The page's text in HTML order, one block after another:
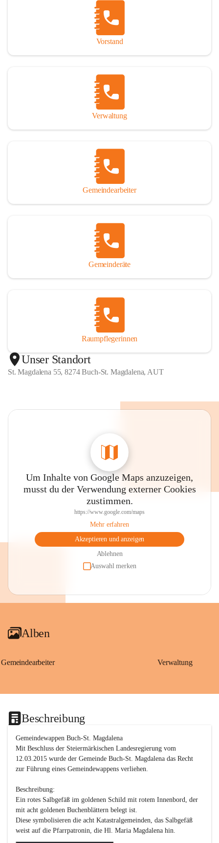
Vorstand
Verwaltung
Gemeindearbeiter
Gemeinderäte
Raumpflegerinnen
Unser Standort
St. Magdalena 55, 8274 Buch-St. Magdalena, AUT
Um Inhalte von Google Maps anzuzeigen,
musst du der Verwendung externer Cookies
zustimmen.
https://www.google.com/maps
Mehr erfahren
Akzeptieren und anzeigen
Ablehnen
Auswahl merken
Alben
Gemeindearbeiter Verwaltung
Beschreibung
Gemeindewappen Buch-St. Magdalena
Mit Beschluss der Steiermärkischen Landesregierung vom
12.03.2015 wurde der Gemeinde Buch-St. Magdalena das Recht
zur Führung eines Gemeindewappens verliehen.
Beschreibung:
Ein rotes Salbgefäß im goldenen Schild mit rotem Innenbord, der
mit acht goldenen Buchenblättern belegt ist.
Diese symbolisieren die acht Katastralgemeinden, das Salbgefäß